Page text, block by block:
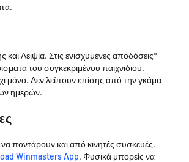
Λειψία. Στις ενισχυμένες αποδόσεις*
του συγκεκριμένου παιχνιδιού.
μόνο. Δεν λείπουν επίσης από την γκάμα
ημερών.
ποντάρουν και από κινητές συσκευές.
Winmasters App. Φυσικά μπορείς να